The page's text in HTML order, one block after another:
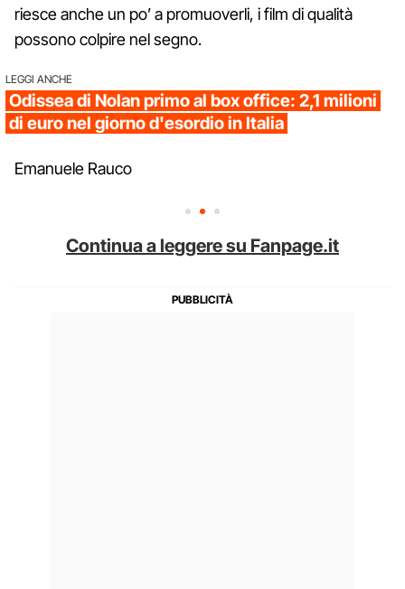
riesce anche un po’ a promuoverli, i film di qualità
possono colpire nel segno.
LEGGI ANCHE
Odissea di Nolan primo al box office: 2,1 milioni
di euro nel giorno d'esordio in Italia
Emanuele Rauco
Continua a leggere su Fanpage.it